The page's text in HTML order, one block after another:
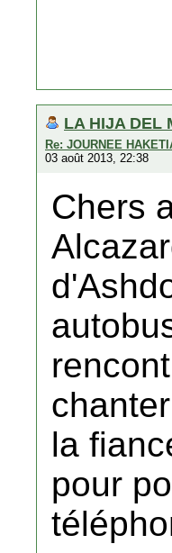
LA HIJA DEL
Re: JOURNEE
03 août 2013, 22:38
Chers
la
pour